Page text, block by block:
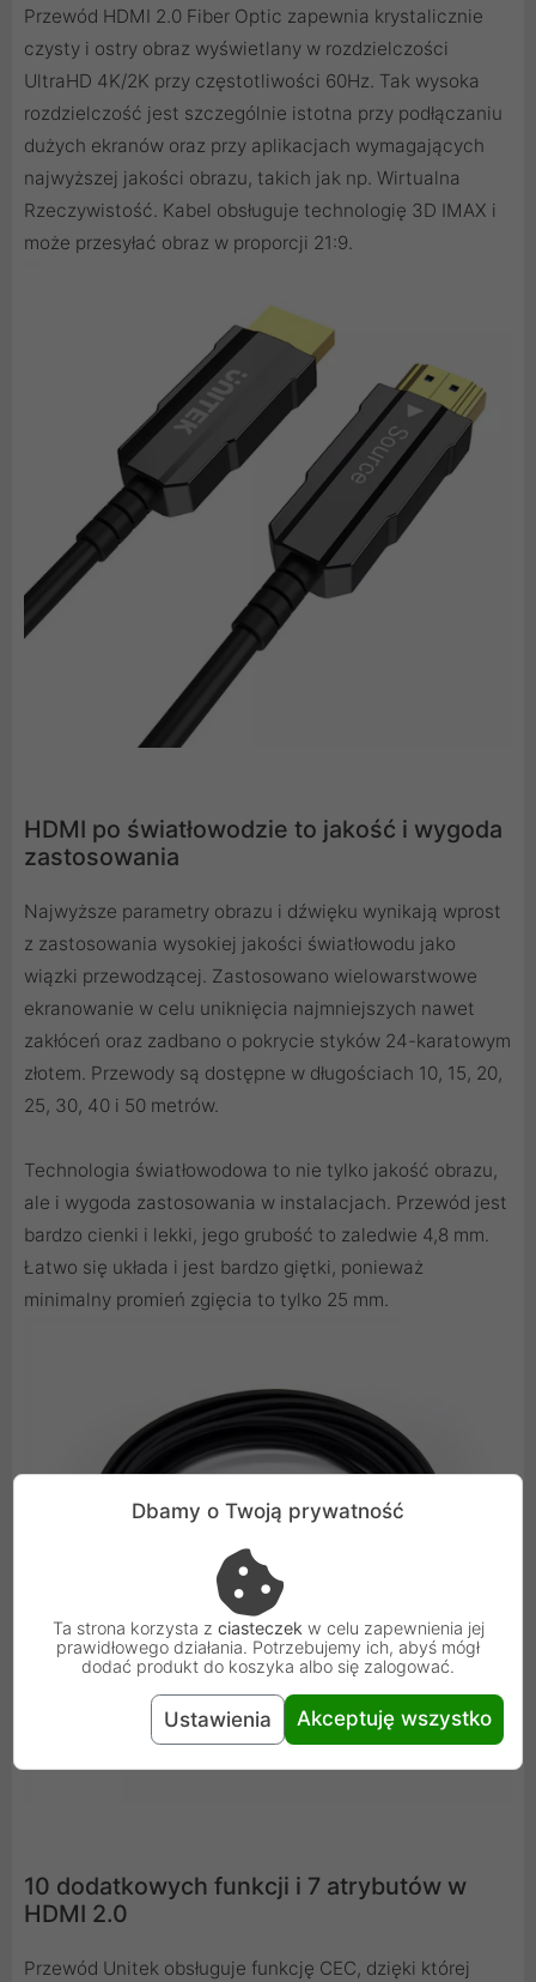
Przewód HDMI 2.0 Fiber Optic zapewnia krystalicznie
czysty i ostry obraz wyświetlany w rozdzielczości
UltraHD 4K/2K przy częstotliwości 60Hz. Tak wysoka
rozdzielczość jest szczególnie istotna przy podłączaniu
dużych ekranów oraz przy aplikacjach wymagających
najwyższej jakości obrazu, takich jak np. Wirtualna
Rzeczywistość. Kabel obsługuje technologię 3D IMAX i
może przesyłać obraz w proporcji 21:9.
HDMI po światłowodzie to jakość i wygoda
zastosowania
Najwyższe parametry obrazu i dźwięku wynikają wprost
z zastosowania wysokiej jakości światłowodu jako
wiązki przewodzącej. Zastosowano wielowarstwowe
ekranowanie w celu uniknięcia najmniejszych nawet
zakłóceń oraz zadbano o pokrycie styków 24-karatowym
złotem. Przewody są dostępne w długościach 10, 15, 20,
25, 30, 40 i 50 metrów.
Technologia światłowodowa to nie tylko jakość obrazu,
ale i wygoda zastosowania w instalacjach. Przewód jest
bardzo cienki i lekki, jego grubość to zaledwie 4,8 mm.
Łatwo się układa i jest bardzo giętki, ponieważ
minimalny promień zgięcia to tylko 25 mm.
10 dodatkowych funkcji i 7 atrybutów w
HDMI 2.0
Przewód Unitek obsługuje funkcję CEC, dzięki której
Dbamy o Twoją prywatność
Ta strona korzysta z ciasteczek w celu zapewnienia jej
prawidłowego działania. Potrzebujemy ich, abyś mógł
dodać produkt do koszyka albo się zalogować.
Ustawienia Akceptuję wszystko